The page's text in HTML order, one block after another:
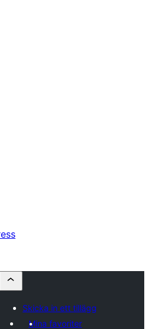
Skicka in ett tillägg
Mina favoriter